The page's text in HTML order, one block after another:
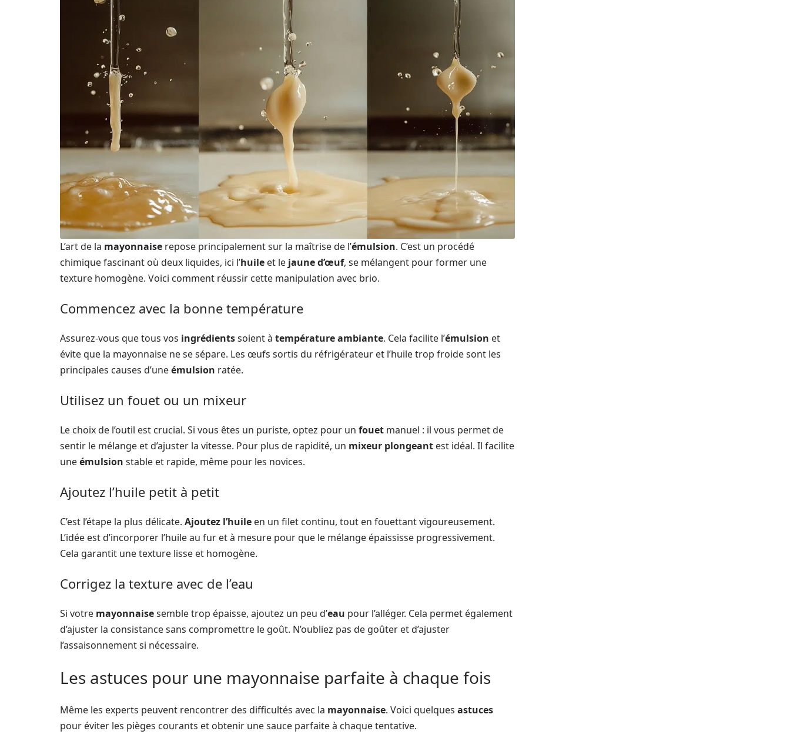
L’art de la mayonnaise repose principalement sur la maîtrise de l’émulsion. C’est un procédé
chimique fascinant où deux liquides, ici l’huile et le jaune d’œuf, se mélangent pour former une
texture homogène. Voici comment réussir cette manipulation avec brio.
Commencez avec la bonne température
Assurez-vous que tous vos ingrédientssoient à température ambiante. Cela facilite l’émulsion et
évite que la mayonnaise ne se sépare. Les œufs sortis du réfrigérateur et l’huile trop froide sont les
principales causes d’uneémulsion ratée.
Utilisez un fouet ou un mixeur
Le choix de l’outil est crucial. Si vous êtes un puriste, optez pour un fouet manuel : il vous permet de
sentir le mélange et d’ajuster la vitesse. Pour plus de rapidité, un mixeur plongeant est idéal. Il facilite
uneémulsion stable et rapide, même pour les novices.
Ajoutez l’huile petit à petit
C’est l’étape la plus délicate. Ajoutez l’huile en un filet continu, tout en fouettant vigoureusement.
L’idée est d’incorporer l’huile au fur et à mesure pour que le mélange épaississe progressivement.
Cela garantit une texture lisse et homogène.
Corrigez la texture avec de l’eau
Si votre mayonnaisesemble trop épaisse, ajoutez un peu d’eau pour l’alléger. Cela permet également
d’ajuster la consistance sans compromettre le goût. N’oubliez pas de goûter et d’ajuster
l’assaisonnement si nécessaire.
Les astuces pour une mayonnaise parfaite à chaque fois
Même les experts peuvent rencontrer des difficultés avec la mayonnaise. Voici quelques astuces
pour éviter les pièges courants et obtenir une sauce parfaite à chaque tentative.